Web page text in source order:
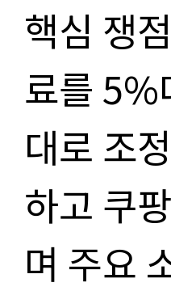
핵심 쟁
료를 5%
대로 조
하고 쿠
며 주요